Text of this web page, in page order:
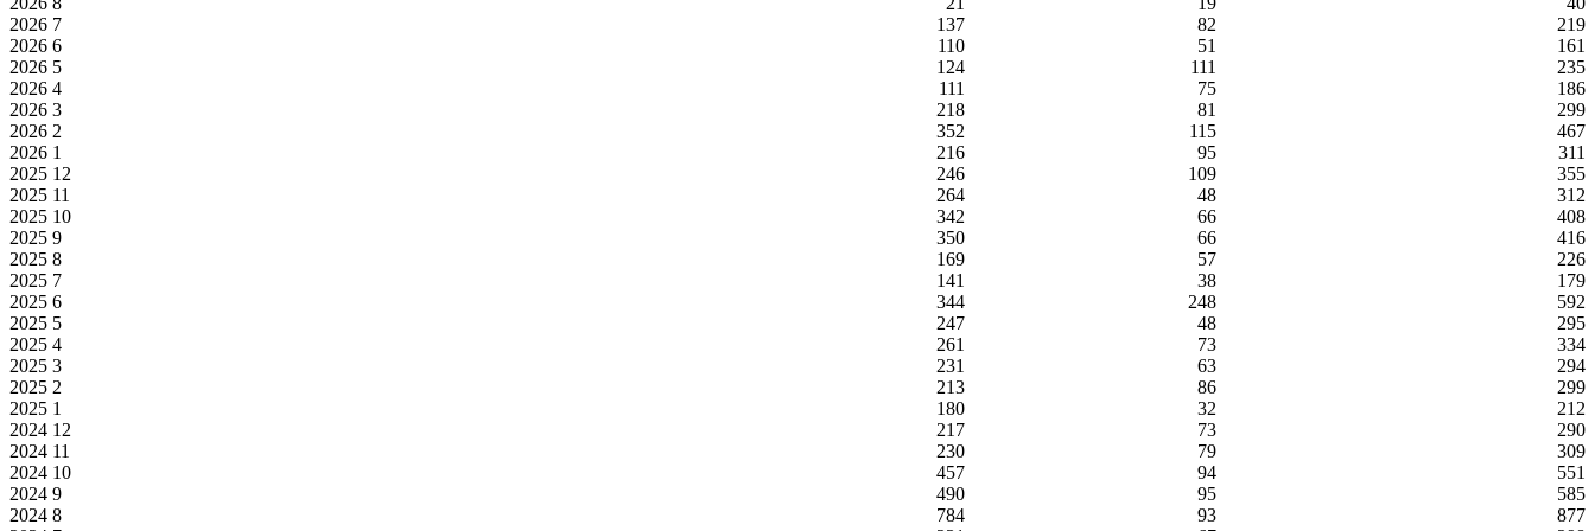
2026 7 137 82
219
2026 6 110 51
161
2026 5 124 111
235
2026 4 111 75
186
2026 3 218 81
299
2026 2 352 115
467
2026 1 216 95
311
2025 12 246 109
355
2025 11 264 48
312
2025 10 342 66
408
2025 9 350 66
416
2025 8 169 57
226
2025 7 141 38
179
2025 6 344 248
592
2025 5 247 48
295
2025 4 261 73
334
2025 3 231 63
294
2025 2 213 86
299
2025 1 180 32
212
2024 12 217 73
290
2024 11 230 79
309
2024 10 457 94
551
2024 9 490 95
585
2024 8 784 93
877